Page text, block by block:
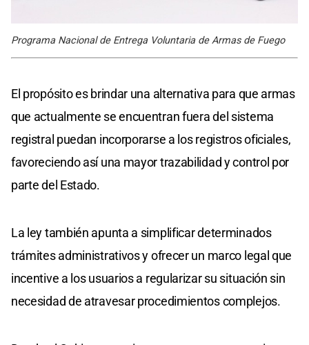
Programa Nacional de Entrega Voluntaria de Armas de Fuego
El propósito es brindar una alternativa para que armas
que actualmente se encuentran fuera del sistema
registral puedan incorporarse a los registros oficiales,
favoreciendo así una mayor trazabilidad y control por
parte del Estado.
La ley también apunta a simplificar determinados
trámites administrativos y ofrecer un marco legal que
incentive a los usuarios a regularizar su situación sin
necesidad de atravesar procedimientos complejos.